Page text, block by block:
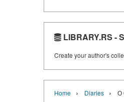
LIBRARY.RS -
Create your author's
Home › Diaries › О